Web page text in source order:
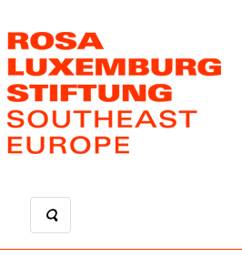
main
content